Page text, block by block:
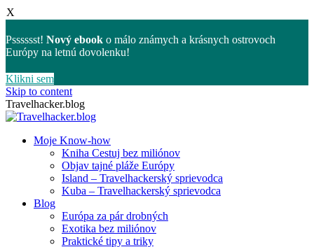
X
Psssssst! Nový ebook o málo známych a krásnych ostrovoch
Európy na letnú dovolenku!
Klikni sem
Skip to content
Travelhacker.blog
Moje Know-how
Kniha Cestuj bez miliónov
Objav tajné pláže Európy
Island – Travelhackerský sprievodca
Kuba – Travelhackerský sprievodca
Blog
Európa za pár drobných
Exotika bez miliónov
Praktické tipy a triky